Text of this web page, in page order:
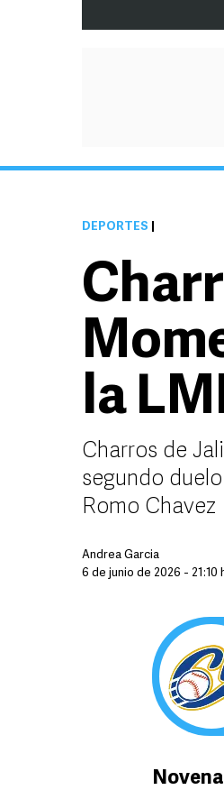
DEPORTES
la
Charros de
segundo
Romo Chavez
Andrea Garcia
6 de junio de 2026 - 21:10